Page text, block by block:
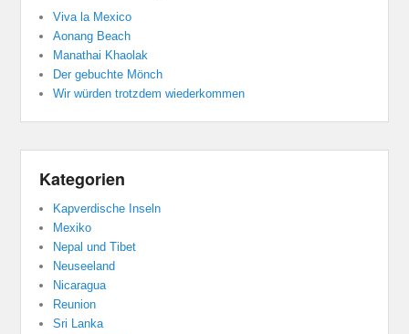
Viva la Mexico
Aonang Beach
Manathai Khaolak
Der gebuchte Mönch
Wir würden trotzdem wiederkommen
Kategorien
Kapverdische Inseln
Mexiko
Nepal und Tibet
Neuseeland
Nicaragua
Reunion
Sri Lanka